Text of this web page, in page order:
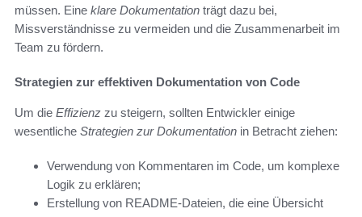
müssen. Eine klare Dokumentation trägt dazu bei,
Missverständnisse zu vermeiden und die Zusammenarbeit im
Team zu fördern.
Strategien zur effektiven Dokumentation von Code
Um die Effizienz zu steigern, sollten Entwickler einige
wesentliche Strategien zur Dokumentation in Betracht ziehen:
Verwendung von Kommentaren im Code, um komplexe
Logik zu erklären;
Erstellung von README-Dateien, die eine Übersicht